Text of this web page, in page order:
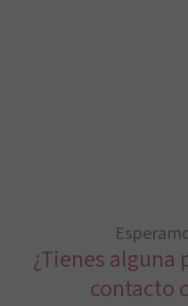
¿Tienes alguna
contacto